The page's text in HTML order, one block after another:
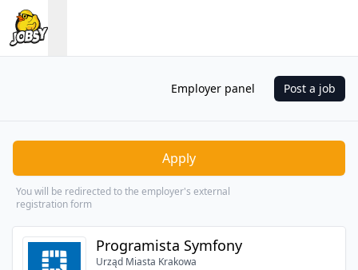
Employer panel Post a job
Programista Symfony
Urząd Miasta Krakowa
Apply
You will be redirected to the employer's external
registration form